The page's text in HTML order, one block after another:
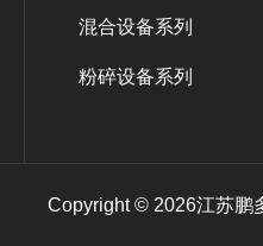
混合设备系列
粉碎设备系列
Copyright © 2026江苏